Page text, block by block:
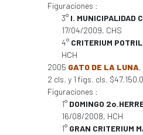
Figuraciones :
3° I. MUNICIPALIDAD
17/04/2009, CHS
4° CRITERIUM
HCH
2005 GATO DE LA LUNA,
2 cls. y 1 figs. cls.
Figuraciones :
1° DOMINGO
16/08/2008, HCH
1° GRAN CRITERIUM